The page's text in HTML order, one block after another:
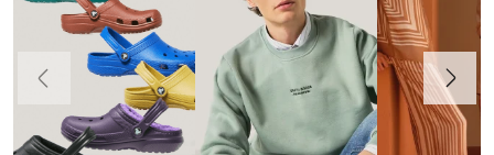
Anteriormente